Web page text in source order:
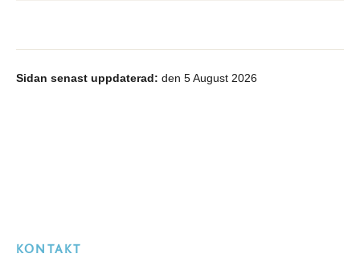
Sidan senast uppdaterad: den 5 August 2026
KONTAKT